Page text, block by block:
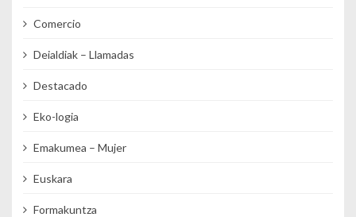
Comercio
Deialdiak – Llamadas
Destacado
Eko-logia
Emakumea – Mujer
Euskara
Formakuntza